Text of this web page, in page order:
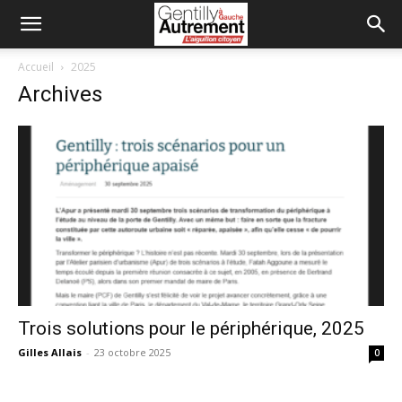
Accueil 2025
Archives
Trois solutions pour le périphérique, 2025
Gilles Allais - 23 octobre 2025 0